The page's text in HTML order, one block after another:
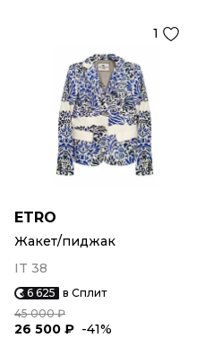
1
ETRO
Жакет/пиджак
IT 38
6 625 в Сплит
45 000 ₽
26 500 ₽ -41%